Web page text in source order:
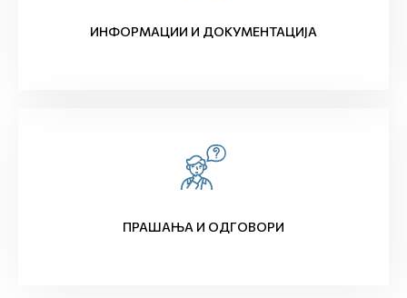
ИНФОРМАЦИИ И ДОКУМЕНТАЦИЈА
ПРАШАЊА И ОДГОВОРИ